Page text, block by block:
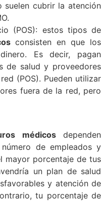
suelen cubrir la atención
(POS): estos tipos de
consisten en que los
Es decir, pagan
de salud y proveedores
(POS). Pueden utilizar
fuera de la red, pero
médicosdependen
de empleados y
mayor porcentaje de tus
un plan de salud
y atención de
tu porcentaje de